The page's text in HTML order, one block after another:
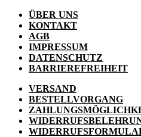
ÜBER UNS
KONTAKT
AGB
IMPRESSUM
DATENSCHUTZ
BARRIEREFREIHEIT
VERSAND
BESTELLVORGANG